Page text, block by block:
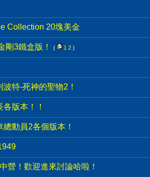
Collection 20塊美金
剛3鐵盒版！ ( 1 2 )
特-死神的聖物2！
版本！！
動員2各個版本！
營！歡迎進來討論哈啦！